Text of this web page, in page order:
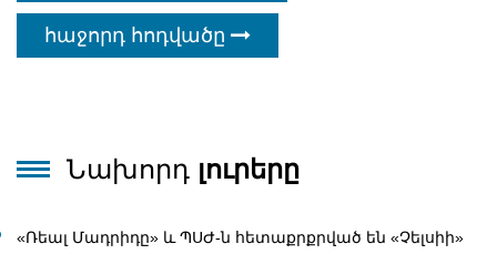
հաջորդ հոդվածը
Նախորդ լուրերը
«Ռեալ Մադրիդը» և ՊՍԺ-ն հետաքրքրված են «Չելսիի»